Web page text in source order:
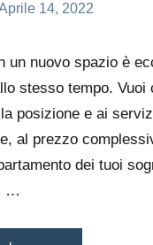
14, 2022
un nuovo spazio è
stesso tempo. Vuoi
posizione e ai
al prezzo
dei tuoi
…